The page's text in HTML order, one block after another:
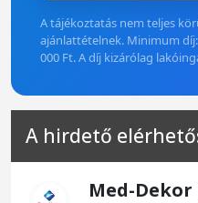
A tájékoztatás nem teljes
ajánlattételnek. Minimum
000 Ft. A díj kizárólag
A hirdető
Med-Dekor